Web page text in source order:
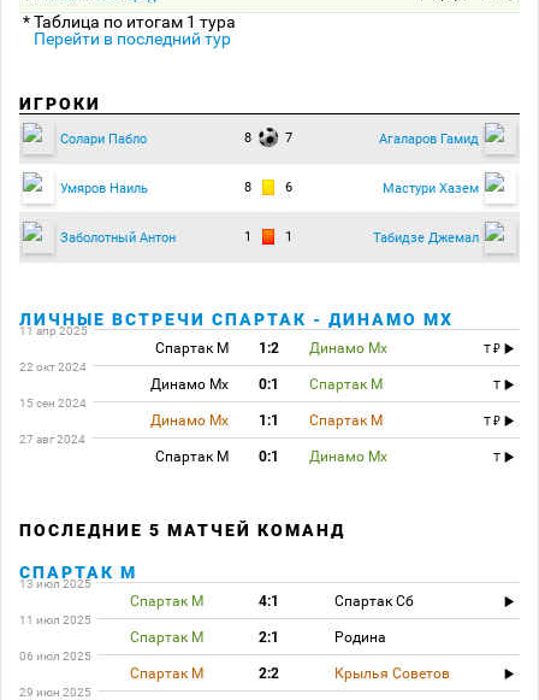
* Таблица по итогам 1 тура
Перейти в последний тур
ИГРОКИ
Солари Пабло 8 7 Агаларов Гамид
Умяров Наиль 8 6 Мастури Хазем
Заболотный Антон 1 1 Табидзе Джемал
ЛИЧНЫЕ ВСТРЕЧИ СПАРТАК - ДИНАМО МХ
11 апр 2025
Спартак М 1:2 Динамо Мх
T
22 окт 2024
Динамо Мх 0:1 Спартак М
T
15 сен 2024
Динамо Мх 1:1 Спартак М
T
27 авг 2024
Спартак М 0:1 Динамо Мх T
ПОСЛЕДНИЕ 5 МАТЧЕЙ КОМАНД
СПАРТАК М
13 июл 2025
Спартак М 4:1 Спартак Сб
11 июл 2025
Спартак М 2:1 Родина
06 июл 2025
Спартак М 2:2 Крылья Советов
29 июн 2025